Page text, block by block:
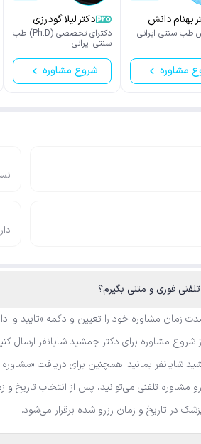
دانش
سنتی ایرانی
مشاوره
دکتر لیلا گودرزی
دکترای تخصصی (Ph.D) طب
سنتی ایرانی
شروع مشاوره
مدت زمان مشاوره خود را تعیین و دکمه «تایید
مشاوره برای دکتر جمشید شایانفر ارسال
شایانفر بمانید. همچنین برای دریافت
مشاوره تلفنی می‌توانید، پس از انتخاب
در تاریخ و زمان رزرو شده برقرار می‌شود.